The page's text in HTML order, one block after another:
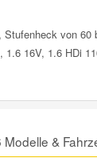
von
16V, 1.6 HDi
Modelle &